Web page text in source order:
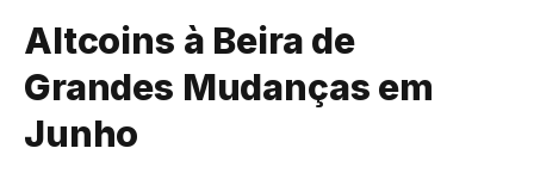
Altcoins à Beira de
Grandes Mudanças em
Junho